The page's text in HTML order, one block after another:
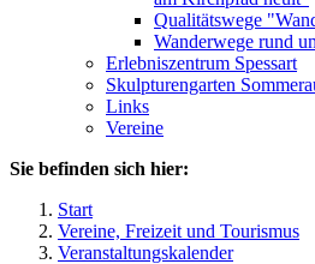
Qualitätswege
Wanderwege rund
Erlebniszentrum Spessart
Skulpturengarten
Links
Vereine
Sie befinden sich hier:
Start
Vereine, Freizeit und Tourismus
Veranstaltungskalender